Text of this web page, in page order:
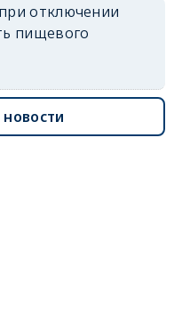
отключении
пищевого